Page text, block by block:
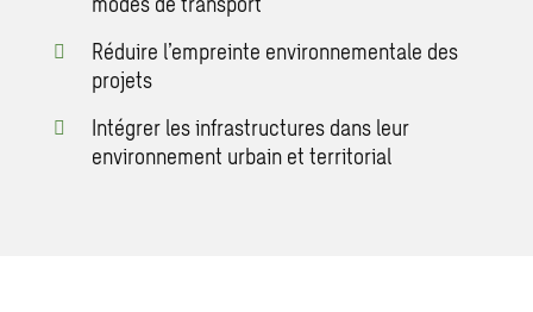
Réduire l’empreinte environnementale des
projets
Intégrer les infrastructures dans leur
environnement urbain et territorial